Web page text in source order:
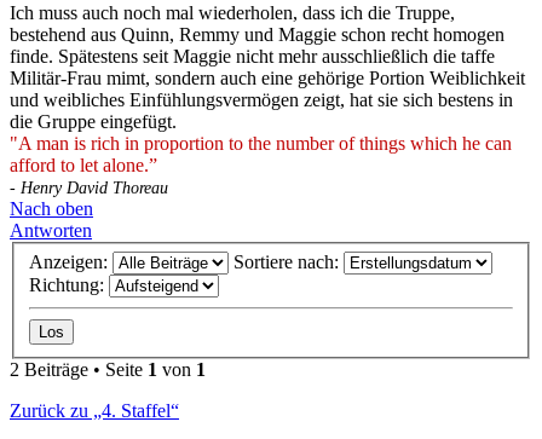
Ich muss auch noch mal wiederholen, dass ich die Truppe,
bestehend aus Quinn, Remmy und Maggie schon recht homogen
finde. Spätestens seit Maggie nicht mehr ausschließlich die taffe
Militär-Frau mimt, sondern auch eine gehörige Portion Weiblichkeit
und weibliches Einfühlungsvermögen zeigt, hat sie sich bestens in
die Gruppe eingefügt.
"A man is rich in proportion to the number of things which he can
afford to let alone.”
- Henry David Thoreau
Nach oben
Antworten
Anzeigen:
Sortiere nach:
Richtung:
2 Beiträge • Seite 1 von 1
Zurück zu „4. Staffel“